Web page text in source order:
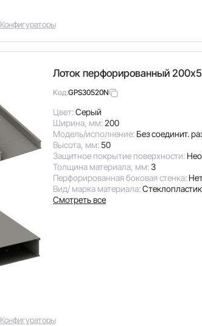
Конфигураторы
Лоток перфорированный
Код:GPS30520N
Цвет:Серый
Ширина, мм:200
Модель/исполнение: Без соединит.
Высота, мм:50
Защитное покрытие поверхности:
Толщина материала, мм:3
Перфорированная боковая стенка:
Вид/ марка материала:
Смотреть все
Конфигураторы